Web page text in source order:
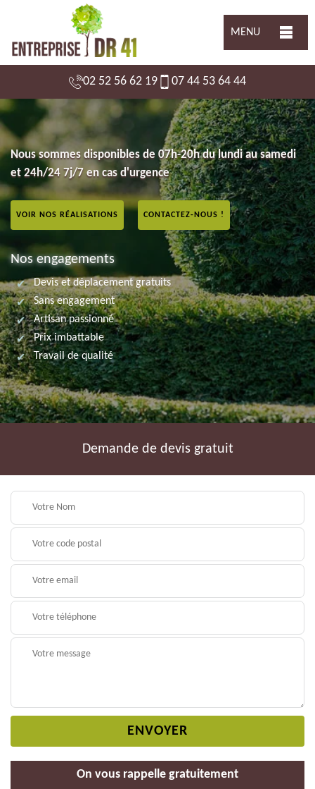
MENU
02 52 56 62 19 07 44 53 64 44
Nous sommes disponibles de 07h-20h du lundi au samedi
et 24h/24 7j/7 en cas d'urgence
VOIR NOS RÉALISATIONS CONTACTEZ-NOUS !
Nos engagements
Devis et déplacement gratuits
Sans engagement
Artisan passionné
Prix imbattable
Travail de qualité
Demande de devis gratuit
On vous rappelle gratuitement